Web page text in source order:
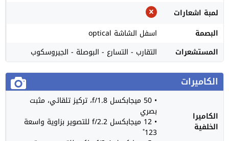
لمبة اشعارات
البصمة
اسفل الشاشة optical
المستشعرات
التقارب - التسارع - البوصلة - الجيروسكوب
الكاميرات
الكاميرا
الخلفية
• 50 ميجابكسل f/1.8، تركيز تلقائي، مثبت
بصري
• 12 ميجابكسل f/2.2 للتصوير بزاوية واسعة
123˚